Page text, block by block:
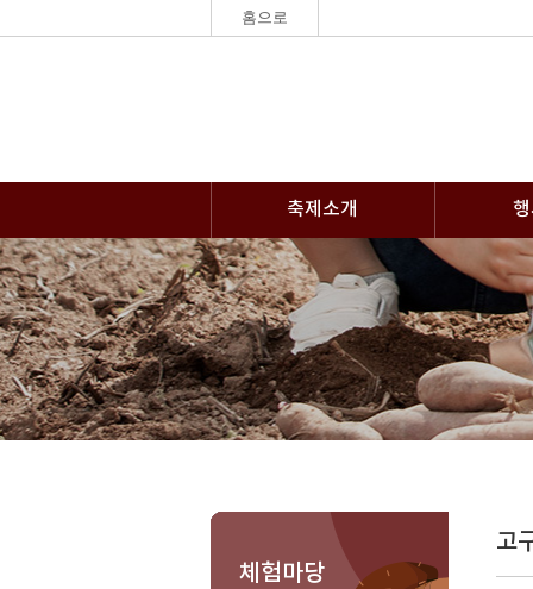
홈으로
축제소개
체험마당
고